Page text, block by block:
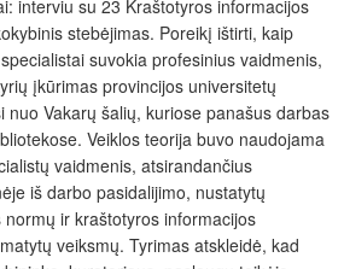
interviu su 23 Kraštotyros informacijos
stebėjimas. Poreikį ištirti, kaip
suvokia profesinius vaidmenis,
įkūrimas provincijos universitetų
nuo Vakarų šalių, kuriose panašus darbas
Veiklos teorija buvo naudojama
vaidmenis, atsirandančius
iš darbo pasidalijimo, nustatytų
ir kraštotyros informacijos
veiksmų. Tyrimas atskleidė, kad